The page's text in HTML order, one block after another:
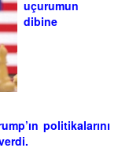
uçurumun
dibine
politikalarını